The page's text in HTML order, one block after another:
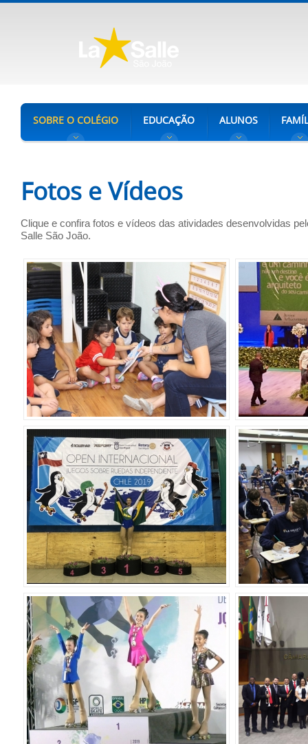
SOBRE O COLÉGIO EDUCAÇÃO ALUNOS
Fotos e Vídeos
Clique e confira fotos e vídeos das atividades desenvolvidas
Salle São João.